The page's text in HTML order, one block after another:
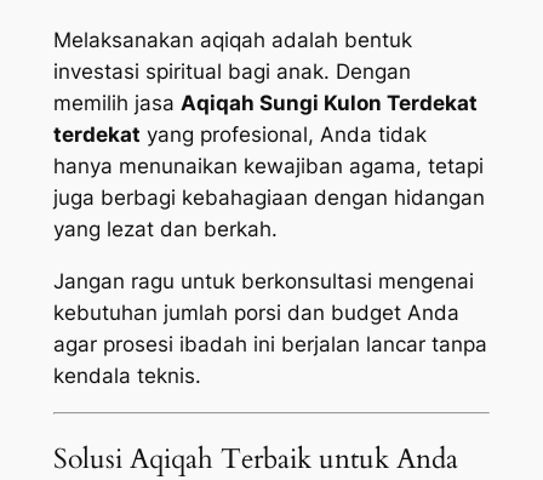
Melaksanakan aqiqah adalah bentuk
investasi spiritual bagi anak. Dengan
memilih jasa Aqiqah Sungi Kulon Terdekat
terdekat yang profesional, Anda tidak
hanya menunaikan kewajiban agama, tetapi
juga berbagi kebahagiaan dengan hidangan
yang lezat dan berkah.
Jangan ragu untuk berkonsultasi mengenai
kebutuhan jumlah porsi dan budget Anda
agar prosesi ibadah ini berjalan lancar tanpa
kendala teknis.
Solusi Aqiqah Terbaik untuk Anda